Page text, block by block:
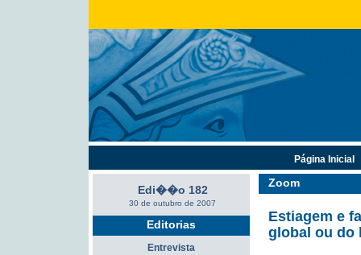
Zoom
Estiagem e
global ou do
Edi��o 182
30 de outubro de 2007
Editorias
Entrevista
Página Inicial